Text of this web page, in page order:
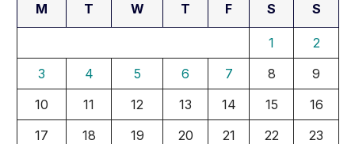
M T W T F S S
1
2
3
4 5 6 7 8
9
10
11 12 13 14 15
16
17
18 19 20 21 22
23